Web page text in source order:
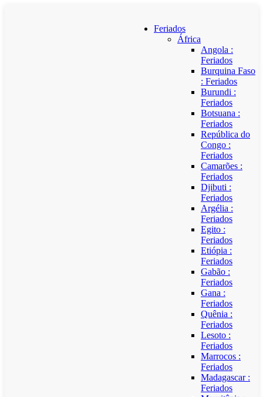
Feriados
África
Angola :
Feriados
Burquina Faso
: Feriados
Burundi :
Feriados
Botsuana :
Feriados
República do
Congo :
Feriados
Camarões :
Feriados
Djibuti :
Feriados
Argélia :
Feriados
Egito :
Feriados
Etiópia :
Feriados
Gabão :
Feriados
Gana :
Feriados
Quênia :
Feriados
Lesoto :
Feriados
Marrocos :
Feriados
Madagascar :
Feriados